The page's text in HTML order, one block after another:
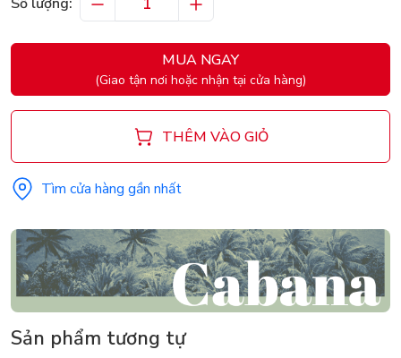
MUA NGAY
(Giao tận nơi hoặc nhận tại cửa hàng)
THÊM VÀO GIỎ
Tìm cửa hàng gần nhất
Sản phẩm tương tự